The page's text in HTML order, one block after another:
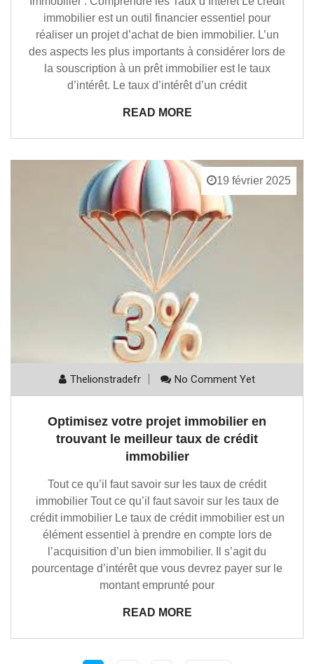
immobilier est un outil financier essentiel pour
réaliser un projet d’achat de bien immobilier. L’un
des aspects les plus importants à considérer lors de
la souscription à un prêt immobilier est le taux
d’intérêt. Le taux d’intérêt d’un crédit
READ MORE
19 février 2025
Thelionstradefr No Comment Yet
Optimisez votre projet immobilier en
trouvant le meilleur taux de crédit
immobilier
Tout ce qu’il faut savoir sur les taux de crédit
immobilier Tout ce qu’il faut savoir sur les taux de
crédit immobilier Le taux de crédit immobilier est un
élément essentiel à prendre en compte lors de
l’acquisition d’un bien immobilier. Il s’agit du
pourcentage d’intérêt que vous devrez payer sur le
montant emprunté pour
READ MORE